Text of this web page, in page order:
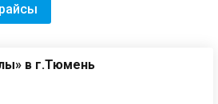
в г.Тюмень